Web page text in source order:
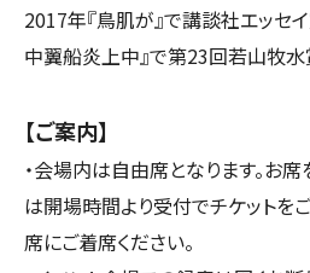
2017年『鳥肌が』で講談社エッセ
中翼船炎上中』で第23回若山牧水
【ご案内】
・会場内は自由席となります。お
は開場時間より受付でチケットを
席にご着席ください。